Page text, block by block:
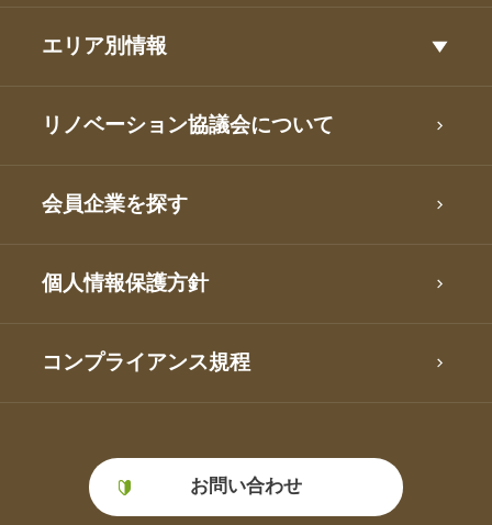
エリア別情報
リノベーション協議会について
会員企業を探す
個人情報保護方針
コンプライアンス規程
お問い合わせ